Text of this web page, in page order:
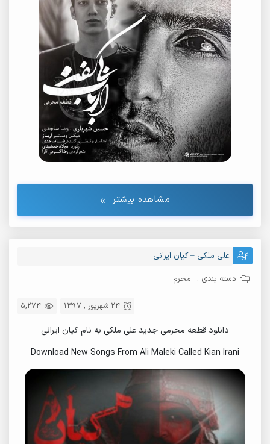
مشاهده بیشتر
علی ملکی – کیان ایرانی
دسته بندی : محرم
5,274 24 شهریور , 1397
دانلود قطعه محرمی جدید علی ملکی به نام کیان ایرانی
Download New Songs From Ali Maleki Called Kian Irani